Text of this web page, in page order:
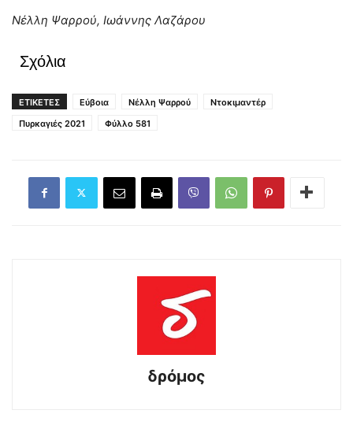
Νέλλη Ψαρρού, Ιωάννης Λαζάρου
Σχόλια
ΕΤΙΚΕΤΕΣ Εύβοια Νέλλη Ψαρρού
Ντοκιμαντέρ
Πυρκαγιές 2021
Φύλλο 581
δρόμος